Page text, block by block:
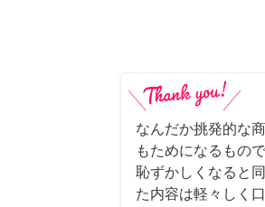
なんだか挑発的な
もためになるもの
恥ずかしくなると
た内容は軽々しく